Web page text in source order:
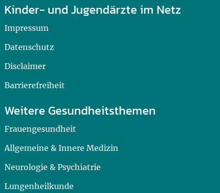
Kinder- und Jugendärzte im Netz
Impressum
Datenschutz
Disclaimer
Barrierefreiheit
Weitere Gesundheitsthemen
Frauengesundheit
Allgemeine & Innere Medizin
Neurologie & Psychiatrie
Lungenheilkunde